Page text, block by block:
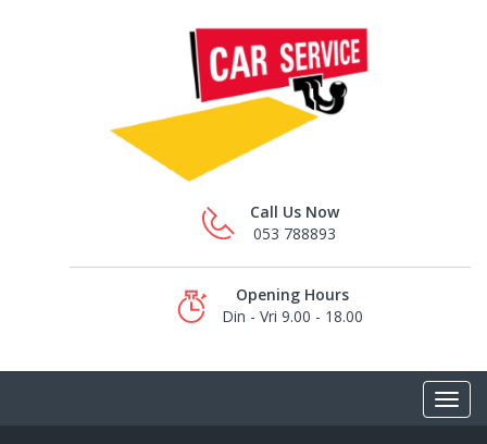
Call Us Now
053 788893
Opening Hours
Din - Vri 9.00 - 18.00